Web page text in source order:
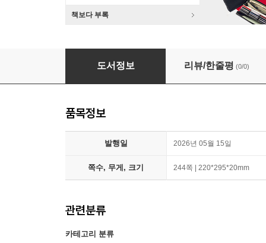
책보다 부록
Classic & Sports Car (월간) : 2026년 05월
도서정보 리뷰/한줄평 (0/0)
품목정보
발행일 2026년 05월 15일
쪽수, 무게, 크기 244쪽 | 220*295*20mm
관련분류
카테고리 분류